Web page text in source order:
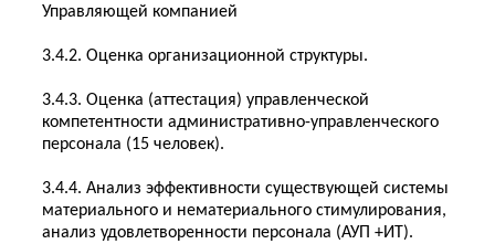
Управляющей компанией
3.4.2. Оценка организационной структуры.
3.4.3. Оценка (аттестация) управленческой
компетентности административно-управленческого
персонала (15 человек).
3.4.4. Анализ эффективности существующей системы
материального и нематериального стимулирования,
анализ удовлетворенности персонала (АУП +ИТ).